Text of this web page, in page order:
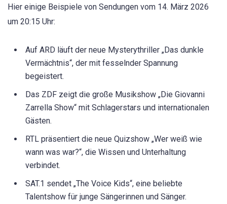
Hier einige Beispiele von Sendungen vom 14. März 2026
um 20:15 Uhr:
Auf ARD läuft der neue Mysterythriller „Das dunkle
Vermächtnis“, der mit fesselnder Spannung
begeistert.
Das ZDF zeigt die große Musikshow „Die Giovanni
Zarrella Show“ mit Schlagerstars und internationalen
Gästen.
RTL präsentiert die neue Quizshow „Wer weiß wie
wann was war?“, die Wissen und Unterhaltung
verbindet.
SAT.1 sendet „The Voice Kids“, eine beliebte
Talentshow für junge Sängerinnen und Sänger.